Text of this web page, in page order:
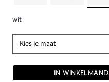
wit
Kies je maat
IN